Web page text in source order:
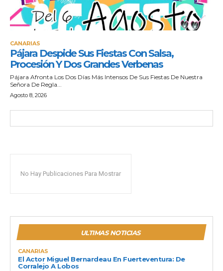
CANARIAS
Pájara Despide Sus Fiestas Con Salsa,
Procesión Y Dos Grandes Verbenas
Pájara Afronta Los Dos Días Más Intensos De Sus Fiestas De Nuestra
Señora De Regla...
Agosto 8, 2026
No Hay Publicaciones Para Mostrar
ULTIMAS NOTICIAS
CANARIAS
El Actor Miguel Bernardeau En Fuerteventura: De
Corralejo A Lobos